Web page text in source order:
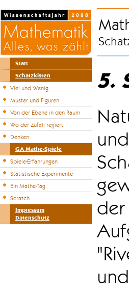
Start
Schatzkisten
Viel und Wenig
Muster und Figuren
Von der Ebene in den Raum
Wo der Zufall regiert
Denken
GA Mathe-Spiele
Spiele-Erfahrungen
Statistische Experimente
Ein Mathe-Tag
Scratch
Impressum
Datenschutz
5.
der